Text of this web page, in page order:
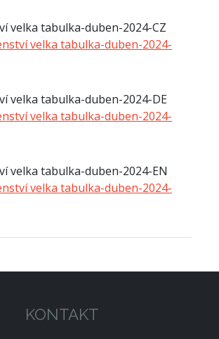
velka tabulka-duben-2024-CZ
velka tabulka-duben-2024-
velka tabulka-duben-2024-DE
velka tabulka-duben-2024-
velka tabulka-duben-2024-EN
velka tabulka-duben-2024-
KONTAKT